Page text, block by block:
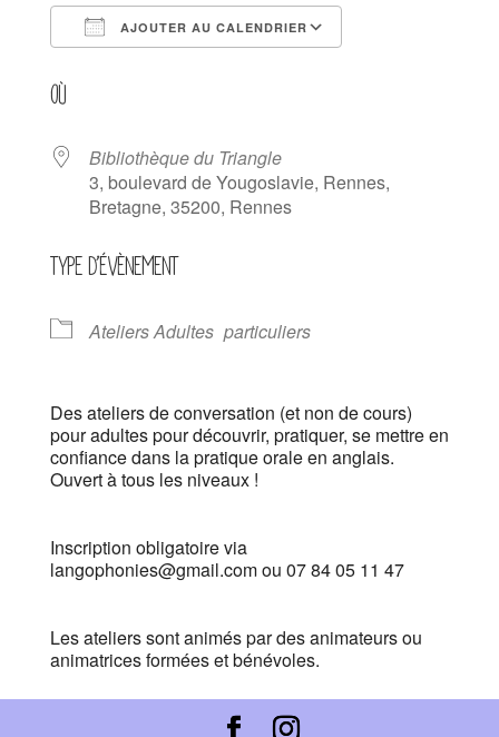
AJOUTER AU CALENDRIER
OÙ
Bibliothèque du Triangle
3, boulevard de Yougoslavie, Rennes,
Bretagne, 35200, Rennes
TYPE D’ÉVÈNEMENT
Ateliers Adultes particuliers
Des ateliers de conversation (et non de cours)
pour adultes pour découvrir, pratiquer, se mettre en
confiance dans la pratique orale en anglais.
Ouvert à tous les niveaux !
Inscription obligatoire via
langophonies@gmail.com ou 07 84 05 11 47
Les ateliers sont animés par des animateurs ou
animatrices formées et bénévoles.